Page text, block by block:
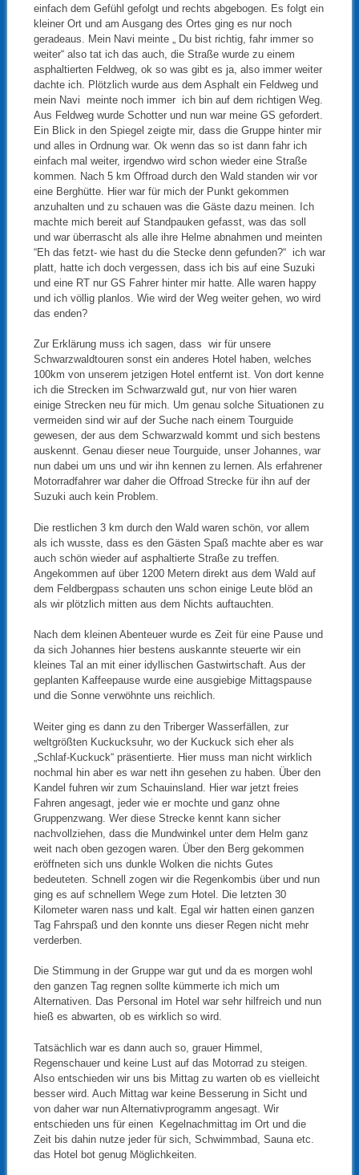
einfach dem Gefühl gefolgt und rechts abgebogen. Es folgt ein
kleiner Ort und am Ausgang des Ortes ging es nur noch
geradeaus. Mein Navi meinte „ Du bist richtig, fahr immer so
weiter“ also tat ich das auch, die Straße wurde zu einem
asphaltierten Feldweg, ok so was gibt es ja, also immer weiter
dachte ich. Plötzlich wurde aus dem Asphalt ein Feldweg und
mein Navi meinte noch immer ich bin auf dem richtigen Weg.
Aus Feldweg wurde Schotter und nun war meine GS gefordert.
Ein Blick in den Spiegel zeigte mir, dass die Gruppe hinter mir
und alles in Ordnung war. Ok wenn das so ist dann fahr ich
einfach mal weiter, irgendwo wird schon wieder eine Straße
kommen. Nach 5 km Offroad durch den Wald standen wir vor
eine Berghütte. Hier war für mich der Punkt gekommen
anzuhalten und zu schauen was die Gäste dazu meinen. Ich
machte mich bereit auf Standpauken gefasst, was das soll
und war überrascht als alle ihre Helme abnahmen und meinten
“Eh das fetzt- wie hast du die Stecke denn gefunden?“ ich war
platt, hatte ich doch vergessen, dass ich bis auf eine Suzuki
und eine RT nur GS Fahrer hinter mir hatte. Alle waren happy
und ich völlig planlos. Wie wird der Weg weiter gehen, wo wird
das enden?
Zur Erklärung muss ich sagen, dass wir für unsere
Schwarzwaldtouren sonst ein anderes Hotel haben, welches
100km von unserem jetzigen Hotel entfernt ist. Von dort kenne
ich die Strecken im Schwarzwald gut, nur von hier waren
einige Strecken neu für mich. Um genau solche Situationen zu
vermeiden sind wir auf der Suche nach einem Tourguide
gewesen, der aus dem Schwarzwald kommt und sich bestens
auskennt. Genau dieser neue Tourguide, unser Johannes, war
nun dabei um uns und wir ihn kennen zu lernen. Als erfahrener
Motorradfahrer war daher die Offroad Strecke für ihn auf der
Suzuki auch kein Problem.
Die restlichen 3 km durch den Wald waren schön, vor allem
als ich wusste, dass es den Gästen Spaß machte aber es war
auch schön wieder auf asphaltierte Straße zu treffen.
Angekommen auf über 1200 Metern direkt aus dem Wald auf
dem Feldbergpass schauten uns schon einige Leute blöd an
als wir plötzlich mitten aus dem Nichts auftauchten.
Nach dem kleinen Abenteuer wurde es Zeit für eine Pause und
da sich Johannes hier bestens auskannte steuerte wir ein
kleines Tal an mit einer idyllischen Gastwirtschaft. Aus der
geplanten Kaffeepause wurde eine ausgiebige Mittagspause
und die Sonne verwöhnte uns reichlich.
Weiter ging es dann zu den Triberger Wasserfällen, zur
weltgrößten Kuckucksuhr, wo der Kuckuck sich eher als
„Schlaf-Kuckuck“ präsentierte. Hier muss man nicht wirklich
nochmal hin aber es war nett ihn gesehen zu haben. Über den
Kandel fuhren wir zum Schauinsland. Hier war jetzt freies
Fahren angesagt, jeder wie er mochte und ganz ohne
Gruppenzwang. Wer diese Strecke kennt kann sicher
nachvollziehen, dass die Mundwinkel unter dem Helm ganz
weit nach oben gezogen waren. Über den Berg gekommen
eröffneten sich uns dunkle Wolken die nichts Gutes
bedeuteten. Schnell zogen wir die Regenkombis über und nun
ging es auf schnellem Wege zum Hotel. Die letzten 30
Kilometer waren nass und kalt. Egal wir hatten einen ganzen
Tag Fahrspaß und den konnte uns dieser Regen nicht mehr
verderben.
Die Stimmung in der Gruppe war gut und da es morgen wohl
den ganzen Tag regnen sollte kümmerte ich mich um
Alternativen. Das Personal im Hotel war sehr hilfreich und nun
hieß es abwarten, ob es wirklich so wird.
Tatsächlich war es dann auch so, grauer Himmel,
Regenschauer und keine Lust auf das Motorrad zu steigen.
Also entschieden wir uns bis Mittag zu warten ob es vielleicht
besser wird. Auch Mittag war keine Besserung in Sicht und
von daher war nun Alternativprogramm angesagt. Wir
entschieden uns für einen Kegelnachmittag im Ort und die
Zeit bis dahin nutze jeder für sich, Schwimmbad, Sauna etc.
das Hotel bot genug Möglichkeiten.